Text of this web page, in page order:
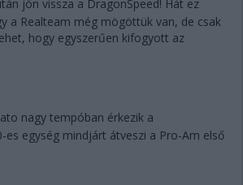
jön vissza a DragonSpeed! Hát ez
a Realteam még mögöttük van, de csak
hogy egyszerűen kifogyott az
nagy tempóban érkezik a
es egység mindjárt átveszi a Pro-Am első